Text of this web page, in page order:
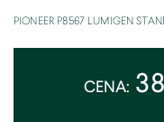
PIONEER P8567 LUMIGEN
CENA: